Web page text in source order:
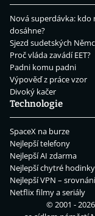
Nová superdávka: kdo
dosáhne?
Sjezd sudetských
Proč vláda zavádí EET?
Padni komu padni
Výpověď z práce vzor
Divoký kačer
Technologie
SpaceX na burze
Nejlepší telefony
Nejlepší AI zdarma
Nejlepší chytré hodinky
Nejlepší VPN – srovnání
Netflix filmy a seriály
© 2001 -